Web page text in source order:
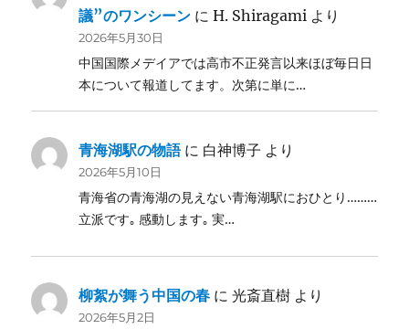
議”のワンシーン にH. Shiragami より
2026年5月30日
中国国際メデイアでは高市不正発言以来ほぼ毎日日
本について報道してます。次第に単に…
青海湖駅の物語に 白神博子 より
2026年5月10日
青海省の青海湖の見えない青海湖駅におひとり………
立派です｡ 感動します｡ 実…
柳絮が舞う中国の春 に光斎直樹 より
2026年5月2日